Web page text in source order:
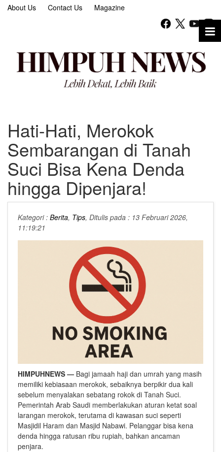
About Us Contact Us Magazine
Hati-Hati, Merokok
Sembarangan di Tanah
Suci Bisa Kena Denda
hingga Dipenjara!
Kategori : Berita, Tips, Ditulis pada : 13 Februari 2026,
11:19:21
HIMPUHNEWS — Bagi jamaah haji dan umrah yang masih
memiliki kebiasaan merokok, sebaiknya berpikir dua kali
sebelum menyalakan sebatang rokok di Tanah Suci.
Pemerintah Arab Saudi memberlakukan aturan ketat soal
larangan merokok, terutama di kawasan suci seperti
Masjidil Haram dan Masjid Nabawi. Pelanggar bisa kena
denda hingga ratusan ribu rupiah, bahkan ancaman
penjara.